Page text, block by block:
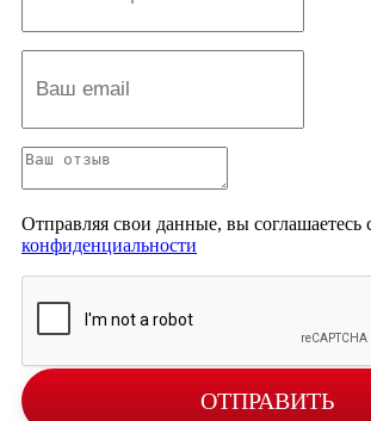
Отправляя свои данные, вы соглашаетесь
конфиденциальности
ОТПРАВИТЬ